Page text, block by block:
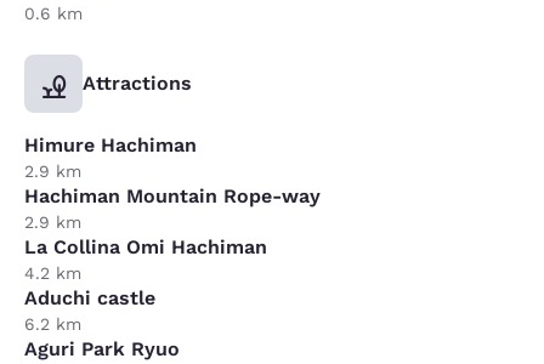
0.6 km
Attractions
Himure Hachiman
2.9 km
Hachiman Mountain Rope-way
2.9 km
La Collina Omi Hachiman
4.2 km
Aduchi castle
6.2 km
Aguri Park Ryuo